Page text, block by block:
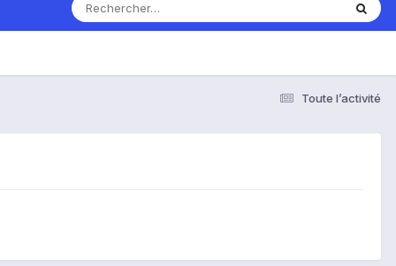
Toute l’activité